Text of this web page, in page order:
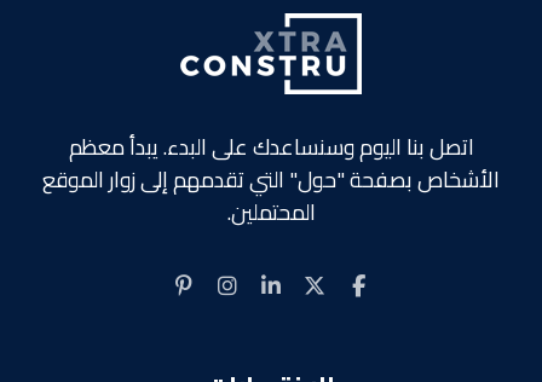
اتصل بنا اليوم وسنساعدك على البدء. يبدأ معظم
الأشخاص بصفحة "حول" التي تقدمهم إلى زوار الموقع
المحتملين.